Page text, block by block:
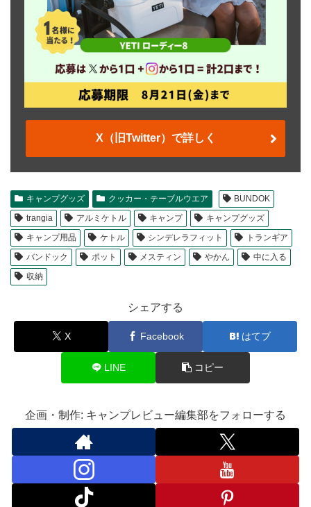
X（旧Twitter）で詳しく
キャンプグッズ クッカー・テーブルウエア
BUNDOK
trangia
アルミケトル キャンプ
キャンプグッズ
キャンプ用品
ケトル シンデレラフィット
トランギア
バンドック
ポット メスティン やかん
中に入る
収納
シェアする
X Facebook はてブ
LINE コピー
企画・制作: キャンプレビュー編集部をフォローする